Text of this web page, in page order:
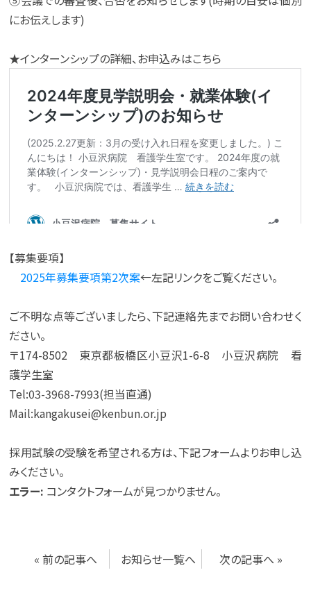
にお伝えします)
★インターンシップの詳細、お申込みはこちら
【募集要項】
2025年募集要項第2次案←左記リンクをご覧ください。
ご不明な点等ございましたら、下記連絡先までお問い合わせく
ださい。
〒174-8502 東京都板橋区小豆沢1-6-8 小豆沢病院 看
護学生室
Tel:03-3968-7993(担当直通)
Mail:kangakusei@kenbun.or.jp
採用試験の受験を希望される方は、下記フォームよりお申し込
みください。
エラー: コンタクトフォームが見つかりません。
« 前の記事へ お知らせ一覧へ 次の記事へ »